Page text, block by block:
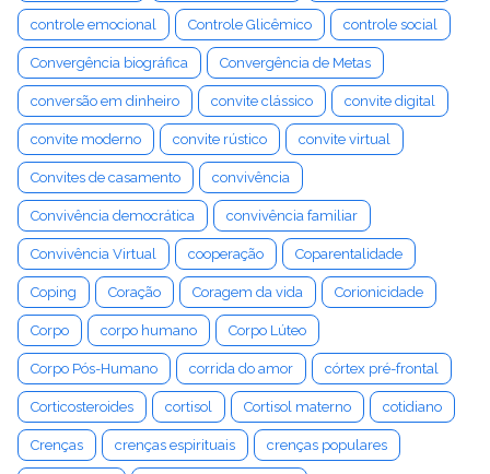
controle emocional Controle Glicêmico controle social
Convergência biográfica Convergência de Metas
conversão em dinheiro convite clássico convite digital
convite moderno convite rústico convite virtual
Convites de casamento convivência
Convivência democrática convivência familiar
Convivência Virtual cooperação Coparentalidade
Coping Coração Coragem da vida Corionicidade
Corpo corpo humano Corpo Lúteo
Corpo Pós-Humano corrida do amor córtex pré-frontal
Corticosteroides cortisol Cortisol materno cotidiano
Crenças crenças espirituais crenças populares